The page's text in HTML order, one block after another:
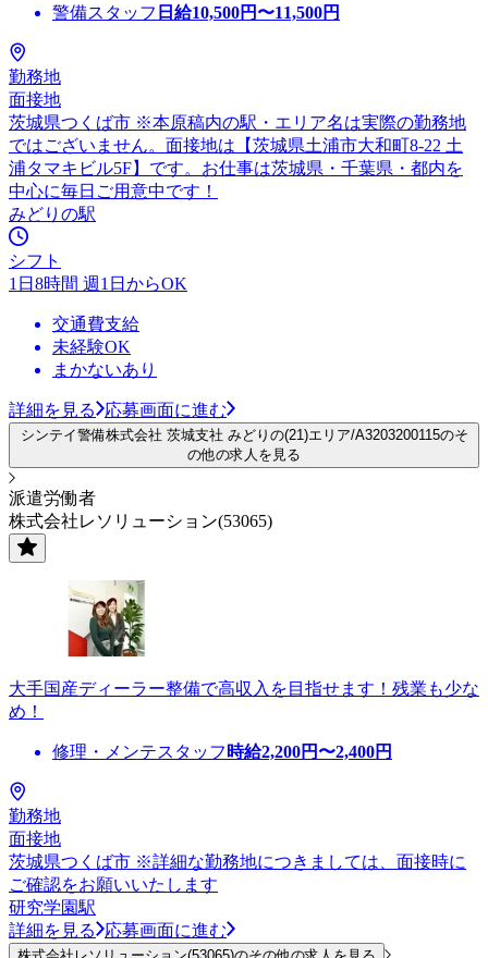
警備スタッフ 日給10,500円〜11,500円
勤務地
面接地
茨城県つくば市 ※本原稿内の駅・エリア名は実際の勤務地
ではございません。面接地は【茨城県土浦市大和町8-22 土
浦タマキビル5F】です。お仕事は茨城県・千葉県・都内を
中心に毎日ご用意中です！
みどりの駅
シフト
1日8時間 週1日からOK
交通費支給
未経験OK
まかないあり
詳細を見る 応募画面に進む
シンテイ警備株式会社 茨城支社 みどりの(21)エリア/A3203200115のそ
の他の求人を見る
派遣労働者
株式会社レソリューション(53065)
大手国産ディーラー整備で高収入を目指せます！残業も少な
め！
修理・メンテスタッフ 時給2,200円〜2,400円
勤務地
面接地
茨城県つくば市 ※詳細な勤務地につきましては、面接時に
ご確認をお願いいたします
研究学園駅
詳細を見る
応募画面に進む